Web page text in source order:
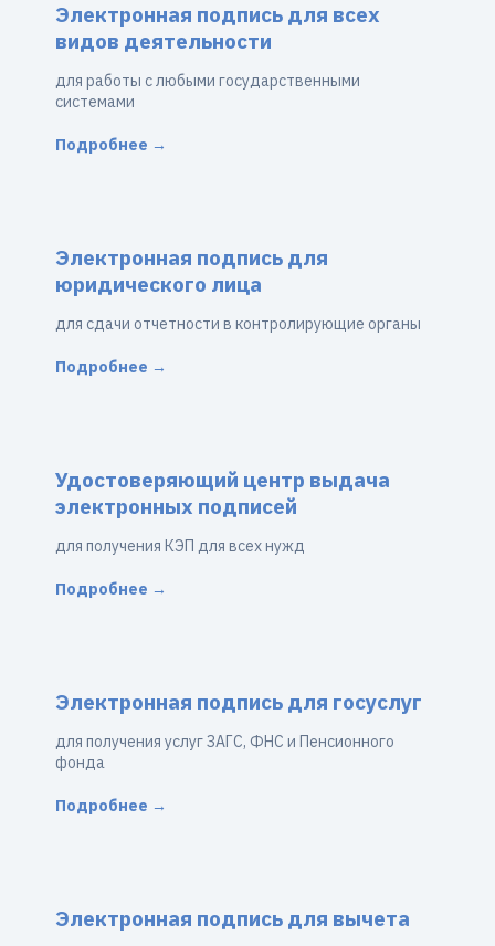
Электронная подпись для всех
видов деятельности
для работы с любыми государственными
системами
Подробнее →
Электронная подпись для
юридического лица
для сдачи отчетности в контролирующие органы
Подробнее →
Удостоверяющий центр выдача
электронных подписей
для получения КЭП для всех нужд
Подробнее →
Электронная подпись для госуслуг
для получения услуг ЗАГС, ФНС и Пенсионного
фонда
Подробнее →
Электронная подпись для вычета